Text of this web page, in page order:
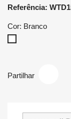
Referência:
Cor: Branco
Partilhar